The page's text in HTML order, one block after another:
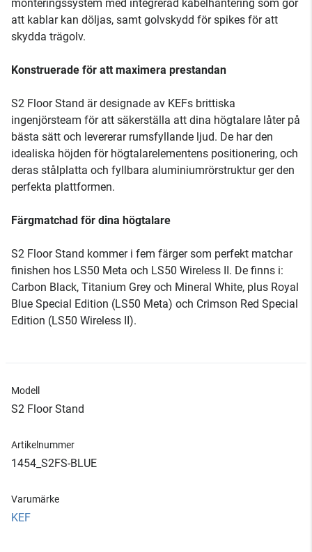
monteringssystem med integrerad kabelhantering som gör
att kablar kan döljas, samt golvskydd för spikes för att
skydda trägolv.
Konstruerade för att maximera prestandan
S2 Floor Stand är designade av KEFs brittiska
ingenjörsteam för att säkerställa att dina högtalare låter på
bästa sätt och levererar rumsfyllande ljud. De har den
idealiska höjden för högtalarelementens positionering, och
deras stålplatta och fyllbara aluminiumrörstruktur ger den
perfekta plattformen.
Färgmatchad för dina högtalare
S2 Floor Stand kommer i fem färger som perfekt matchar
finishen hos LS50 Meta och LS50 Wireless II. De finns i:
Carbon Black, Titanium Grey och Mineral White, plus Royal
Blue Special Edition (LS50 Meta) och Crimson Red Special
Edition (LS50 Wireless II).
Modell
S2 Floor Stand
Artikelnummer
1454_S2FS-BLUE
Varumärke
KEF